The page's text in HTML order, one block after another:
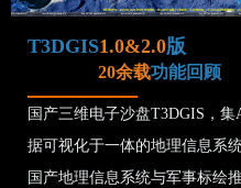
T3DGIS1.0&2.0版
20余载功能回顾
国产三维电子沙盘T3DGIS，
据可视化于一体的地理信息系
国产地理信息系统与军事标绘